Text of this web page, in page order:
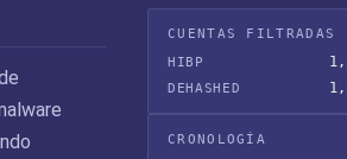
CUENTAS FILTRADAS
HIBP
DEHASHED
CRONOLOGÍA